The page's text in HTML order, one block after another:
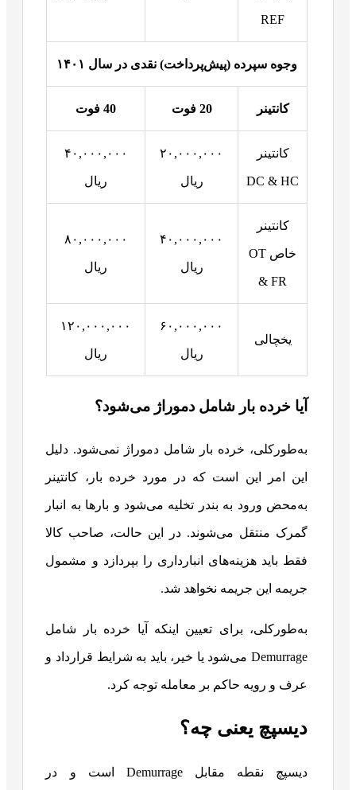
REF
وجوه سپرده (پیش‌پرداخت) نقدی در سال ۱۴۰۱
کانتینر 20 فوت 40 فوت
کانتینر
DC & HC
۲۰,۰۰۰,۰۰۰
ریال
۴۰,۰۰۰,۰۰۰
ریال
کانتینر
خاص OT
& FR
۴۰,۰۰۰,۰۰۰
ریال
۸۰,۰۰۰,۰۰۰
ریال
یخچالی
۶۰,۰۰۰,۰۰۰
ریال
۱۲۰,۰۰۰,۰۰۰
ریال
آیا خرده بار شامل دموراژ می‌شود؟
به‌طورکلی، خرده بار شامل دموراژ نمی‌شود. دلیل
این امر این است که در مورد خرده بار، کانتینر
به‌محض ورود به بندر تخلیه می‌شود و بارها به انبار
گمرک منتقل می‌شوند. در این حالت، صاحب کالا
فقط باید هزینه‌های انبارداری را بپردازد و مشمول
جریمه این جریمه نخواهد شد.
به‌طورکلی، برای تعیین اینکه آیا خرده بار شامل
Demurrage می‌شود یا خیر، باید به شرایط قرارداد و
عرف و رویه حاکم بر معامله توجه کرد.
دیسپچ یعنی چه؟
دیسپچ نقطه مقابل Demurrage است و در